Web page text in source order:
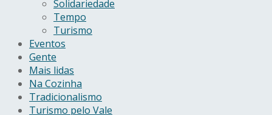
Solidariedade
Tempo
Turismo
Eventos
Gente
Mais lidas
Na Cozinha
Tradicionalismo
Turismo pelo Vale